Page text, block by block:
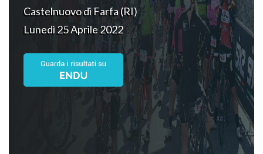
Castelnuovo di Farfa (RI)
Lunedì 25 Aprile 2022